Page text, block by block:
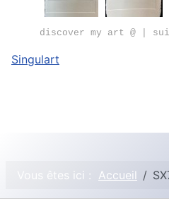
discover my art @ |
Singulart
Vous êtes ici : Accueil